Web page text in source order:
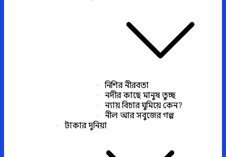
নিশির নীরবতা
নদীর কাছে মানুষ তুচ্ছ
ন্যায় বিচার ঘুমিয়ে কেন?
নীল আর সবুজের গল্প
টাকার দুনিয়া